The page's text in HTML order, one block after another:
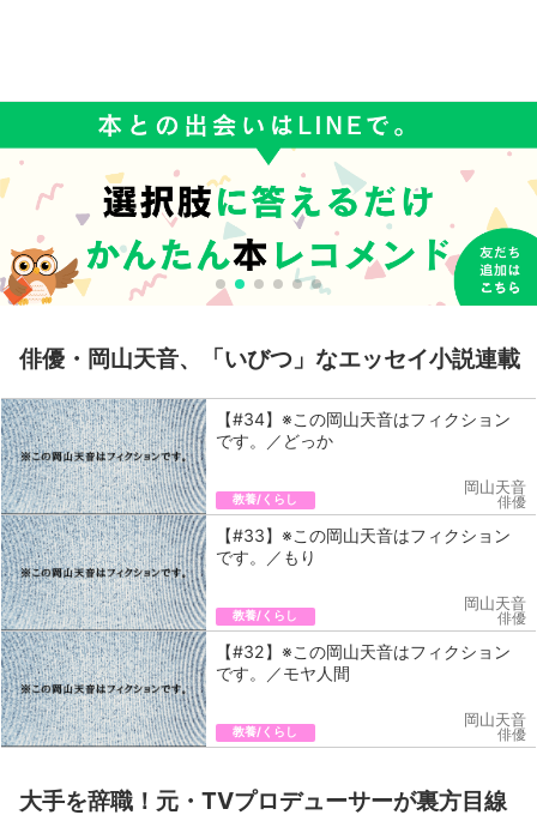
俳優・岡山天音、「いびつ」なエッセイ小説連載
【#34】※この岡山天音はフィクション
です。／どっか
教養/くらし
岡山天音
俳優
【#33】※この岡山天音はフィクション
です。／もり
教養/くらし
岡山天音
俳優
【#32】※この岡山天音はフィクション
です。／モヤ人間
教養/くらし
岡山天音
俳優
大手を辞職！元・TVプロデューサーが裏方目線